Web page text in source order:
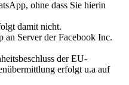
ohne dass Sie hierin
damit nicht.
Server der Facebook Inc.
der EU-
erfolgt u.a auf